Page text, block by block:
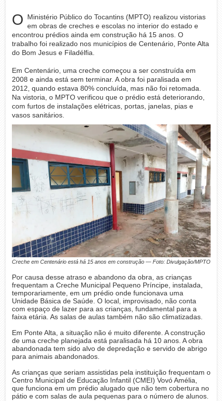
O
Ministério Público do Tocantins (MPTO) realizou vistorias
em obras de creches e escolas no interior do estado e
encontrou prédios ainda em construção há 15 anos. O
trabalho foi realizado nos municípios de Centenário, Ponte Alta
do Bom Jesus e Filadélfia.
Em Centenário, uma creche começou a ser construída em
2008 e ainda está sem terminar. A obra foi paralisada em
2012, quando estava 80% concluída, mas não foi retomada.
Na vistoria, o MPTO verificou que o prédio está deteriorando,
com furtos de instalações elétricas, portas, janelas, pias e
vasos sanitários.
Creche em Centenário está há 15 anos em construção — Foto: Divulgação/MPTO
Por causa desse atraso e abandono da obra, as crianças
frequentam a Creche Municipal Pequeno Príncipe, instalada,
temporariamente, em um prédio onde funcionava uma
Unidade Básica de Saúde. O local, improvisado, não conta
com espaço de lazer para as crianças, fundamental para a
faixa etária. As salas de aulas também não são climatizadas.
Em Ponte Alta, a situação não é muito diferente. A construção
de uma creche planejada está paralisada há 10 anos. A obra
abandonada tem sido alvo de depredação e servido de abrigo
para animais abandonados.
As crianças que seriam assistidas pela instituição frequentam o
Centro Municipal de Educação Infantil (CMEI) Vovó Amélia,
que funciona em um prédio alugado que não tem cobertura no
pátio e com salas de aula pequenas para o número de alunos.